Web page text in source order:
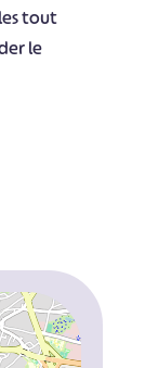
tout
le